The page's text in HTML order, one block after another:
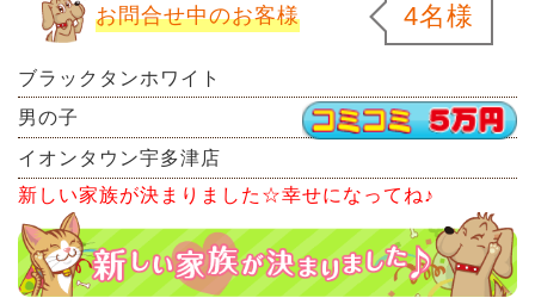
お問合せ中のお客様 4名様
ブラックタンホワイト
男の子
イオンタウン宇多津店
新しい家族が決まりました☆幸せになってね♪